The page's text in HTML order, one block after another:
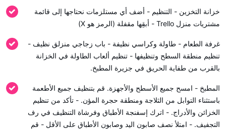
خزانة التخزين - التنظيم - أضف أي مستلزمات نحتاجها إلى قائمة
مشتريات منزل Trello - أبقِها مقفلة (الرمز هو X)
غرفة الطعام - طاولة وكراسي نظيفة - باب زجاجي منزلق نظيف -
تنظيم منطقة السطح وتنظيفها - تنظيم ألعاب الطاولة في الخزانة
بالقرب من طفاية الحريق في جزيرة المطبخ.
المطبخ - امسح جميع الأسطح والأجهزة. قم بتنظيف جميع الأطعمة
باستثناء التوابل من الثلاجة ومنطقة حجرة المؤن. - تأكد من تنظيم
الخزائن والأدراج. - اترك إسفنجة الأطباق وفرشاة التنظيف في رف
التجفيف. - امتلأ نصف صابون اليد وصابون الأطباق على الأقل - قم